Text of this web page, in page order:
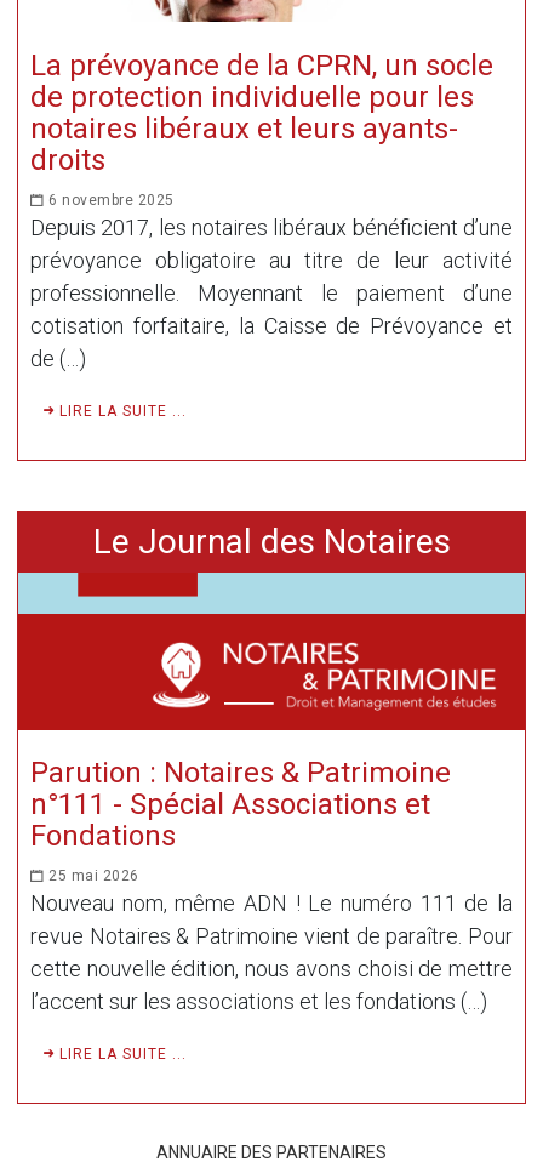
La prévoyance de la CPRN, un socle
de protection individuelle pour les
notaires libéraux et leurs ayants-
droits
6 novembre 2025
Depuis 2017, les notaires libéraux bénéficient d’une
prévoyance obligatoire au titre de leur activité
professionnelle. Moyennant le paiement d’une
cotisation forfaitaire, la Caisse de Prévoyance et
de (…)
LIRE LA SUITE ...
Le Journal des Notaires
Parution : Notaires & Patrimoine
n°111 - Spécial Associations et
Fondations
25 mai 2026
Nouveau nom, même ADN ! Le numéro 111 de la
revue Notaires & Patrimoine vient de paraître. Pour
cette nouvelle édition, nous avons choisi de mettre
l’accent sur les associations et les fondations (…)
LIRE LA SUITE ...
ANNUAIRE DES PARTENAIRES